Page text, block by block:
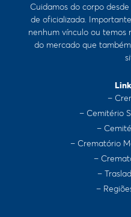
Cuidamos do corpo
de oficializada.
nenhum vínculo ou temos
do mercado que
–
– Cemitério
–
– Crematório
–
–
–